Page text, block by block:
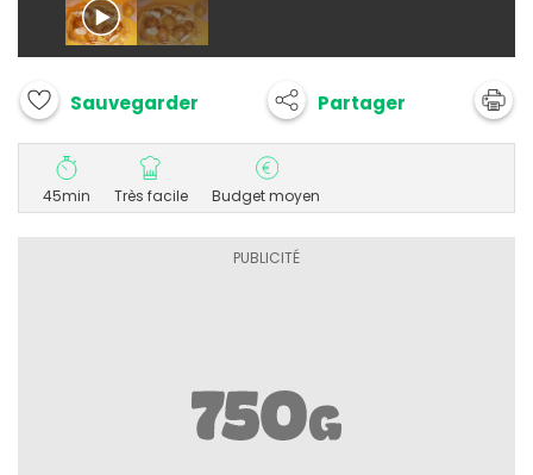
Sauvegarder Partager
45min Très facile Budget moyen